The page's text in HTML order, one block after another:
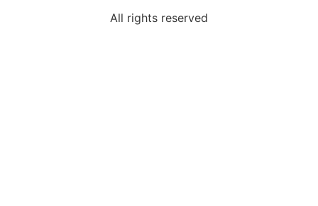
All rights reserved